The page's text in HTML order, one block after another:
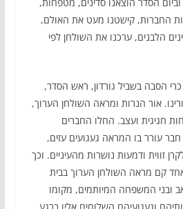
החברות, קישטנו מעט את האולם,
הלבנים, ערכנו את השולחן לפי
הסבה בשביל גורדון, ראש הסדר,
אור הנרות ומראה השולחן הערוך,
חגיגית ועצב. החלו החברים
עורר בו המראה געגועים עזים,
זווית ודמעות נושרות מהעיניים. וכך
אחד קם מראה השולחן הערוך בבית
ובני המשפחה המיותמים, מקומו